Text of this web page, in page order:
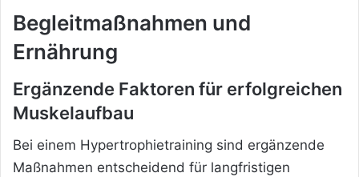
Begleitmaßnahmen und
Ernährung
Ergänzende Faktoren für erfolgreichen
Muskelaufbau
Bei einem Hypertrophietraining sind ergänzende
Maßnahmen entscheidend für langfristigen